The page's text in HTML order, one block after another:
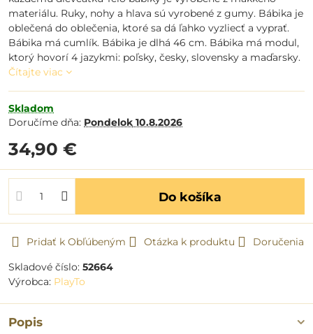
materiálu. Ruky, nohy a hlava sú vyrobené z gumy. Bábika je
oblečená do oblečenia, ktoré sa dá ľahko vyzliecť a vyprať.
Bábika má cumlík. Bábika je dlhá 46 cm. Bábika má modul,
ktorý hovorí 4 jazykmi: poľsky, česky, slovensky a maďarsky.
Čítajte viac
Skladom
Doručíme dňa: Pondelok 10.8.2026
34,90 €
Do košíka
Pridať k Obľúbeným Otázka k produktu
Doručenia
Skladové číslo: 52664
Výrobca: PlayTo
Popis